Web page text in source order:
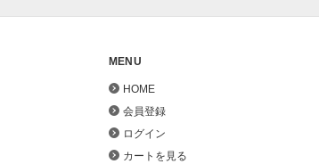
MENU
HOME
会員登録
ログイン
カートを見る